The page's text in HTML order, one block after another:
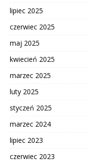
lipiec 2025
czerwiec 2025
maj 2025
kwiecień 2025
marzec 2025
luty 2025
styczeń 2025
marzec 2024
lipiec 2023
czerwiec 2023